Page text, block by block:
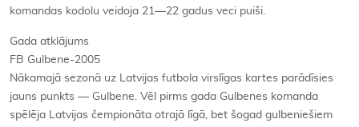
komandas kodolu veidoja 21—22 gadus veci puiši.
Gada atklājums
FB Gulbene-2005
Nākamajā sezonā uz Latvijas futbola virslīgas kartes parādīsies
jauns punkts — Gulbene. Vēl pirms gada Gulbenes komanda
spēlēja Latvijas čempionāta otrajā līgā, bet šogad gulbeniešiem